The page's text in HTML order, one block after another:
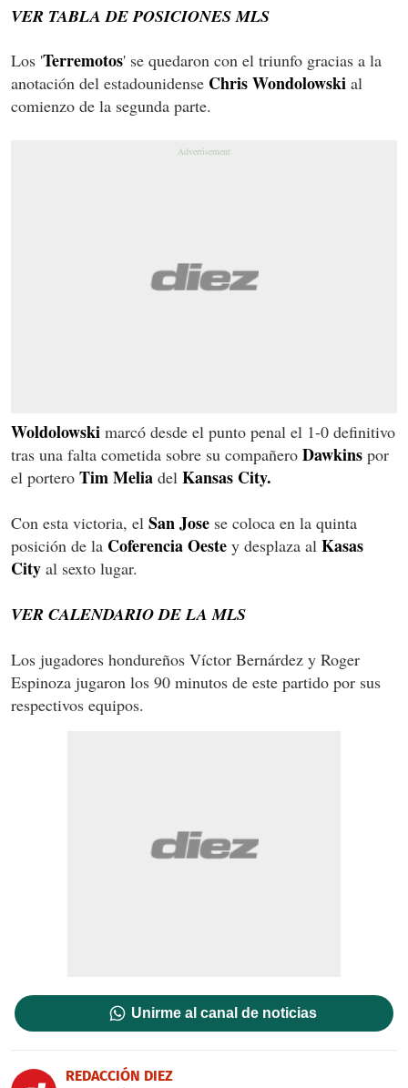
VER TABLA DE POSICIONES MLS
Los 'Terremotos' se quedaron con el triunfo gracias a la
anotación del estadounidense Chris Wondolowski al
comienzo de la segunda parte.
Woldolowski marcó desde el punto penal el 1-0 definitivo
tras una falta cometida sobre su compañero Dawkins por
el portero Tim Melia del Kansas City.
Con esta victoria, el San Jose se coloca en la quinta
posición de la Coferencia Oeste y desplaza al Kasas
City al sexto lugar.
VER CALENDARIO DE LA MLS
Los jugadores hondureños Víctor Bernárdez y Roger
Espinoza jugaron los 90 minutos de este partido por sus
respectivos equipos.
Unirme al canal de noticias
REDACCIÓN DIEZ